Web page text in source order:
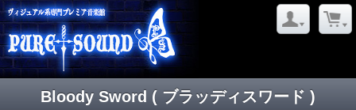
Bloody Sword ( ブラッディスワード )